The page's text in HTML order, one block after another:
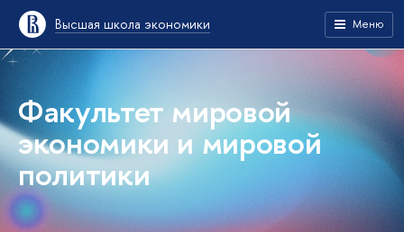
Высшая школа экономики Меню
Факультет мировой
экономики и мировой
политики